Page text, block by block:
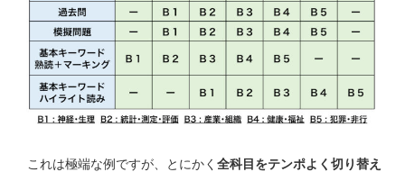
これは極端な例ですが、とにかく 全科目をテンポよく切り替え